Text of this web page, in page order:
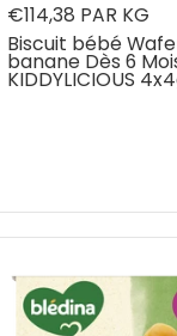
Biscuit bébé
banane Dès 6
KIDDYLICIOUS
€114,38 PAR KG